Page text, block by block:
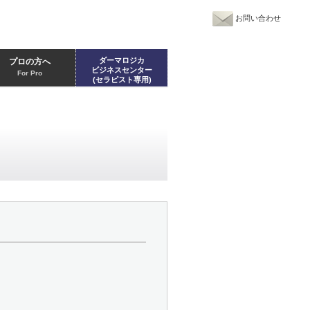
お問い合わせ
プロの方へ
For Pro
ダーマロジカ
ビジネスセンター
(セラピスト専用)